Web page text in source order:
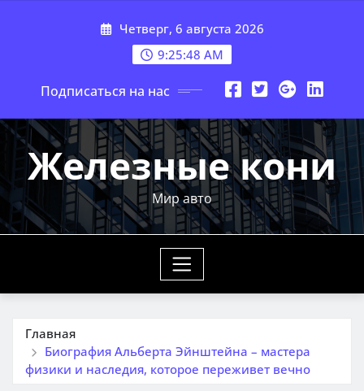
Четверг, 6 августа 2026
9:25:49 AM
Подписаться на нас
Железные кони
Мир авто
Главная
Биография Альберта Эйнштейна – мастера
физики и наследия, которое переживет вечно